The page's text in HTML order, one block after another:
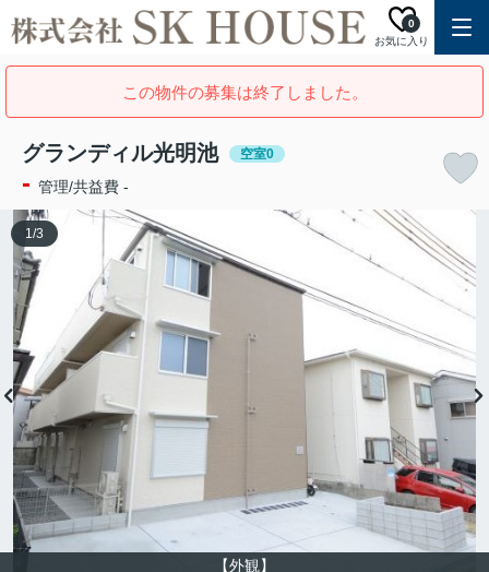
お気に入り
0
この物件の募集は終了しました。
グランディル光明池 空室0
- 管理/共益費 -
【外観】
1/3